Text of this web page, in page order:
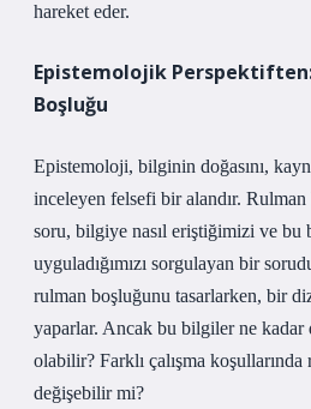
hareket eder.
Epistemolojik
Boşluğu
Epistemoloji, bilginin doğasını,
inceleyen felsefi bir alandır.
soru, bilgiye nasıl eriştiğimizi ve bu
uyguladığımızı sorgulayan bir
rulman boşluğunu tasarlarken, bir
yaparlar. Ancak bu bilgiler ne
olabilir? Farklı çalışma
değişebilir mi?